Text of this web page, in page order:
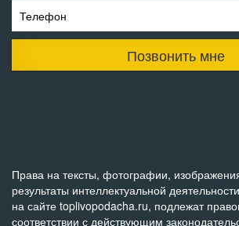
Телефон
Позвонить мне
Права на тексты, фотографии,
результаты интеллектуальной
на сайте toplivopodacha.ru, подлежат
соответствии с действующим